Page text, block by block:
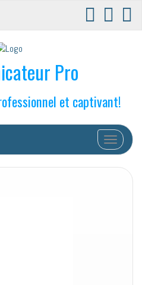
Pro
et captivant!
Afficher/